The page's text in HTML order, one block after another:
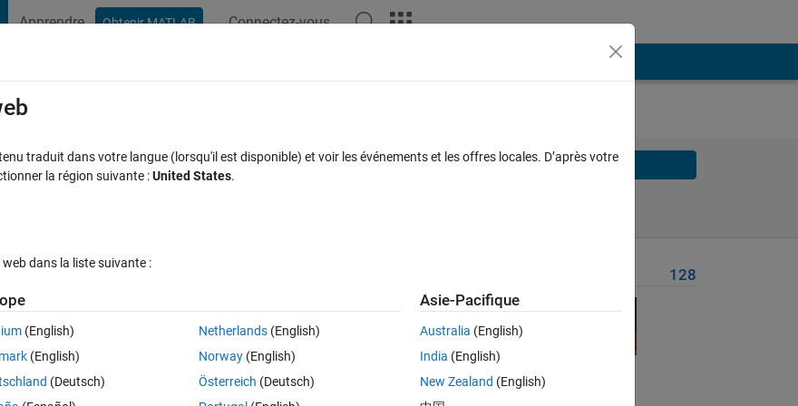
Apprendre Obtenir MATLAB Connectez-vous
symmetric Solve
symmetric and 0 otherwise.
Solve
128
traduit dans votre langue (lorsqu'il est disponible) et voir les événements et les offres locales. D’après votre
la région suivante :United States.
dans la liste suivante :
(English)
(English)
(Deutsch)
Netherlands(English)
Norway(English)
Österreich (Deutsch)
Asie-Pacifique
Australia (English)
India (English)
New Zealand (English)